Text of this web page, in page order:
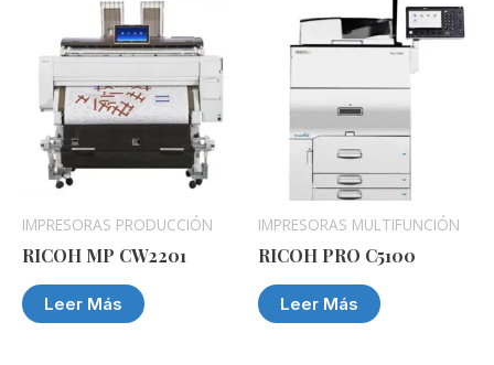
IMPRESORAS PRODUCCIÓN
RICOH MP CW2201
Leer Más
IMPRESORAS MULTIFUNCIÓN
RICOH PRO C5100
Leer Más